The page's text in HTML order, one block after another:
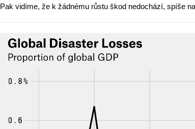
Pak vidíme, že k žádnému růstu škod nedochází, spíše